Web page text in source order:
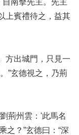
自南擊先主。先主
上賓禮待之，益其
方出城門，只見一
”玄德視之，乃荊
荊州雲：'此馬名
之？”玄德曰：“深